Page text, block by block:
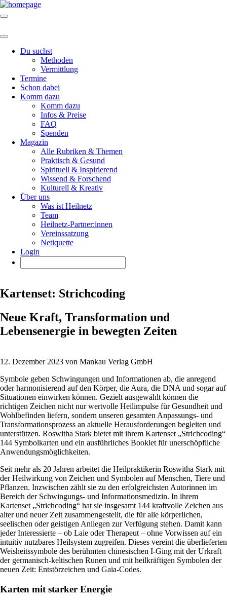
Du suchst
Methoden
Vermittlung
Termine
Schon dabei
Komm dazu
Komm dazu
Infos & Preise
FAQ
Spenden
Magazin
Alle Rubriken & Themen
Praktisch & Gesund
Spirituell & Inspirierend
Wissend & Forschend
Kulturell & Kreativ
Über uns
Was ist Heilnetz
Team
Heilnetz-Partner:innen
Vereinssatzung
Netiquette
Login
Kartenset: Strichcoding
Neue Kraft, Transformation und
Lebensenergie in bewegten Zeiten
12. Dezember 2023 von Mankau Verlag GmbH
Symbole geben Schwingungen und Informationen ab, die anregend
oder harmonisierend auf den Körper, die Aura, die DNA und sogar auf
Situationen einwirken können. Gezielt ausgewählt können die
richtigen Zeichen nicht nur wertvolle Heilimpulse für Gesundheit und
Wohlbefinden liefern, sondern unseren gesamten Anpassungs- und
Transformationsprozess an aktuelle Herausforderungen begleiten und
unterstützen. Roswitha Stark bietet mit ihrem Kartenset „Strichcoding“
144 Symbolkarten und ein ausführliches Booklet für unerschöpfliche
Anwendungsmöglichkeiten.
Seit mehr als 20 Jahren arbeitet die Heilpraktikerin Roswitha Stark mit
der Heilwirkung von Zeichen und Symbolen auf Menschen, Tiere und
Pflanzen. Inzwischen zählt sie zu den erfolgreichsten Autorinnen im
Bereich der Schwingungs- und Informationsmedizin. In ihrem
Kartenset „Strichcoding“ hat sie insgesamt 144 kraftvolle Zeichen aus
alter und neuer Zeit zusammengestellt, die für alle körperlichen,
seelischen oder geistigen Anliegen zur Verfügung stehen. Damit kann
jeder Interessierte – ob Laie oder Therapeut – ohne Vorwissen auf ein
intuitiv nutzbares Heilsystem zugreifen. Dieses vereint die überlieferten
Weisheitssymbole des berühmten chinesischen I-Ging mit der Urkraft
der germanisch-keltischen Runen und mit heilkräftigen Symbolen der
neuen Zeit: Entstörzeichen und Gaia-Codes.
Karten mit starker Energie